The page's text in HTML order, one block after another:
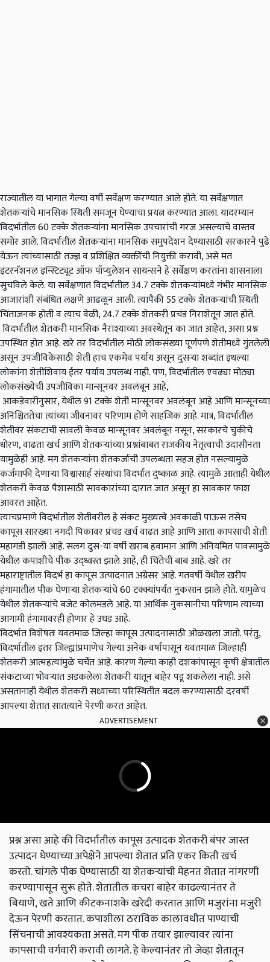
राज्यातील या भागात गेल्या वर्षी सर्वेक्षण करण्यात आले होते. या सर्वेक्षणात
शेतकऱ्यांचे मानसिक स्थिती समजून घेण्याचा प्रयत्न करण्यात आला. यादरम्यान
विदर्भातील 60 टक्के शेतकऱ्यांना मानसिक उपचारांची गरज असल्याचे वास्तव
समोर आले. विदर्भातील शेतकर्‍यांना मानसिक समुपदेशन देण्यासाठी सरकारने पुढे
येऊन त्यांच्यासाठी तज्ज्ञ व प्रशिक्षित व्यक्तींची नियुक्ती करावी, असे मत
इंटरनॅशनल इन्स्टिट्यूट ऑफ पॉप्युलेशन सायन्सने हे सर्वेक्षण करतांना शासनाला
सुचविले केले. या सर्वेक्षणात विदर्भातील 34.7 टक्के शेतकऱ्यांमध्ये गंभीर मानसिक
आजारांशी संबंधित लक्षणे आढळून आली. त्यापैकी 55 टक्के शेतकऱ्यांची स्थिती
चिंताजनक होती व त्याच वेळी, 24.7 टक्के शेतकरी प्रचंड निराशेतून जात होते.
विदर्भातील शेतकरी मानसिक नैराश्याच्या अवस्थेतून का जात आहेत, असा प्रश्न
उपस्थित होत आहे. खरे तर विदर्भातील मोठी लोकसंख्या पूर्णपणे शेतीमध्ये गुंतलेली
असून उपजीविकेसाठी शेती हाच एकमेव पर्याय असून दुसऱ्या शब्दांत इथल्या
लोकांना शेतीशिवाय ईतर पर्याय उपलब्ध नाही. पण, विदर्भातील एवढ्या मोठ्या
लोकसंख्येची उपजीविका मान्सूनवर अवलंबून आहे,
आकडेवारीनुसार, येथील 91 टक्के शेती मान्सूनवर अवलंबून आहे आणि मान्सूनच्या
अनिश्चिततेचा त्यांच्या जीवनावर परिणाम होणे साहजिक आहे. मात्र, विदर्भातील
शेतीवर संकटाची सावली केवळ मान्सूनवर अवलंबून नसून, सरकारचे चुकीचे
धोरण, वाढता खर्च आणि शेतकऱ्यांच्या प्रश्नांबाबत राजकीय नेतृत्वाची उदासीनता
यामुळेही आहे. मग शेतकऱ्यांना शेतकर्जाची उपलब्धता सहज होत नसल्यामुळे
कर्जमाफी देणाऱ्या विश्वासार्ह संस्थांचा विदर्भात दुष्काळ आहे. त्यामुळे आताही येथील
शेतकरी केवळ पैशासाठी सावकारांच्या दारात जात असून हा सावकार फाश
आवरत आहेत.
त्याचप्रमाणे विदर्भातील शेतीवरील हे संकट मुख्यत्वे अवकाळी पाऊस तसेच
कापूस सारख्या नगदी पिकावर प्रंचड खर्च वाढत आहे आणि आता कापसाची शेती
महागडी झाली आहे. सलग दुस-या वर्षी खराब हवामान आणि अनियमित पावसामुळे
येथील कपाशीचे पीक उद्ध्वस्त झाले आहे, ही चिंतेची बाब आहे. खरे तर
महाराष्ट्रातील विदर्भ हा कापूस उत्पादनात अग्रेसर आहे. गतवर्षी येथील खरीप
हंगामातील पीक घेणाऱ्या शेतकऱ्यांचे 60 टक्क्यांपर्यंत नुकसान झाले होते. यामुळेच
येथील शेतकऱ्यांचे बजेट कोलमडले आहे. या आर्थिक नुकसानीचा परिणाम त्याच्या
आगामी हंगामावरही होणार हे उघड आहे.
विदर्भात विशेषतः यवतमाळ जिल्हा कापूस उत्पादनासाठी ओळखला जातो. परंतु,
विदर्भातील इतर जिल्ह्यांप्रमाणेच गेल्या अनेक वर्षांपासून यवतमाळ जिल्हाही
शेतकरी आत्महत्यांमुळे चर्चेत आहे. कारण गेल्या काही दशकांपासून कृषी क्षेत्रातील
संकटाच्या भोवऱ्यात अडकलेला शेतकरी यातून बाहेर पडू शकलेला नाही. असे
असतानाही येथील शेतकरी सध्याच्या परिस्थितीत बदल करण्यासाठी दरवर्षी
आपल्या शेतात सातत्याने पेरणी करत आहेत.
ADVERTISEMENT
प्रश्न असा आहे की विदर्भातील कापूस उत्पादक शेतकरी बंपर जास्त
उत्पादन घेण्याच्या अपेक्षेने आपल्या शेतात प्रति एकर किती खर्च
करतो. चांगले पीक घेण्यासाठी या शेतकऱ्यांची मेहनत शेतात नांगरणी
करण्यापासून सुरू होते. शेतातील कचरा बाहेर काढल्यानंतर ते
बियाणे, खते आणि कीटकनाशके खरेदी करतात आणि मजुरांना मजुरी
देऊन पेरणी करतात. कपाशीला ठराविक कालावधीत पाण्याची
सिंचनाची आवश्यकता असते. मग पीक तयार झाल्यावर त्यांना
कापसाची वर्गवारी करावी लागते. हे केल्यानंतर तो जेव्हा शेतातून